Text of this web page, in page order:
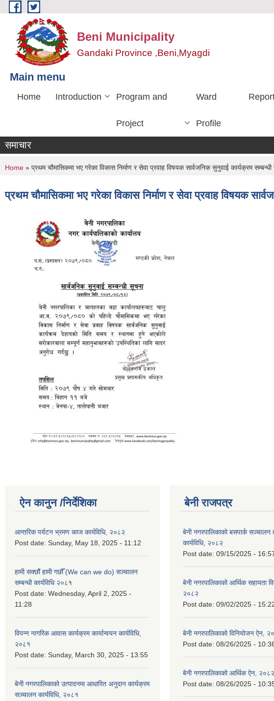
Skip to main content
Beni Municipality
Gandaki Province ,Beni,Myagdi
Main menu
Home Introduction Program and
Project
Ward
Profile
समाचार
You are here
Home » प्रथम चौमासिकमा भए गरेका विकास निर्माण र सेवा प्रवाह विषयक सार्वजनिक सुनुवाई कार्यक्रम
प्रथम चौमासिकमा भए गरेका विकास निर्माण र सेवा प्रवाह विषयक
ऐन कानुन /निर्देशिका
आन्तरिक पर्यटन भ्रमण काज कार्यविधि, २०८२
Post date: Sunday, May 18, 2025 - 11:12
हामी सक्छौं हामी गछौँ (We can we do) सञ्चालन
सम्बन्धी कार्यविधि २०८१
Post date: Wednesday, April 2, 2025 -
11:28
विपन्न नागरिक आवास कार्यक्रम कार्यान्वयन कार्यविधि,
२०८१
Post date: Sunday, March 30, 2025 - 13:55
बेनी नगरपालिकाको उत्पादनमा आधारित अनुदान कार्यक्रम
सञ्‍चालन कार्यविधि, २०८१
बेनी राजपत्र
बेनी नगरपालिकाको बसपार्क सञ्चालन
कार्यविधि, २०८२
Post date: 09/15/2025 -
बेनी नगरपालिकाको आर्थिक सहायता
२०८२
Post date: 09/02/2025 -
बेनी नगरपालिकाको विनियोजन ऐन,
Post date: 08/26/2025 -
बेनी नगरपालिकाको आर्थिक ऐन, २०८२
Post date: 08/26/2025 -